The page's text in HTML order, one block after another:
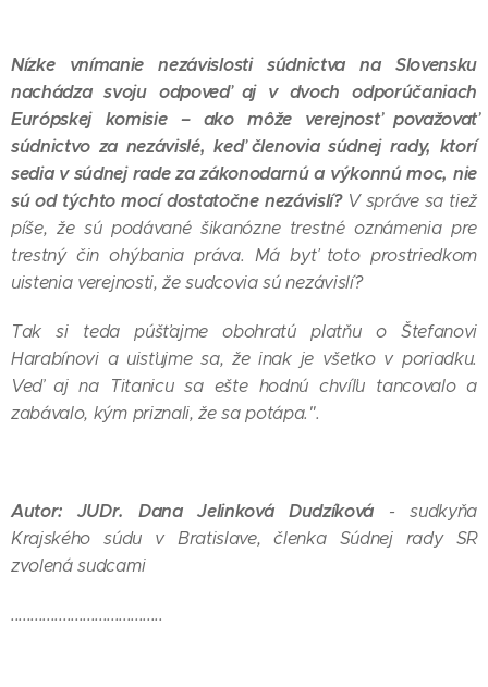
Nízke vnímanie nezávislosti súdnictva na Slovensku
nachádza svoju odpoveď aj v dvoch odporúčaniach
Európskej komisie – ako môže verejnosť považovať
súdnictvo za nezávislé, keď členovia súdnej rady, ktorí
sedia v súdnej rade za zákonodarnú a výkonnú moc, nie
sú od týchto mocí dostatočne nezávislí? V správe sa tiež
píše, že sú podávané šikanózne trestné oznámenia pre
trestný čin ohýbania práva. Má byť toto prostriedkom
uistenia verejnosti, že sudcovia sú nezávislí?
Tak si teda púšťajme obohratú platňu o Štefanovi
Harabínovi a uisťujme sa, že inak je všetko v poriadku.
Veď aj na Titanicu sa ešte hodnú chvíľu tancovalo a
zabávalo, kým priznali, že sa potápa.".
Autor: JUDr. Dana Jelinková Dudzíková - sudkyňa
Krajského súdu v Bratislave, členka Súdnej rady SR
zvolená sudcami
......................................